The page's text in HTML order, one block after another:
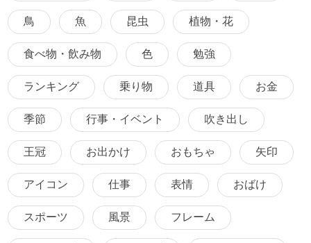
鳥 魚 昆虫 植物・花
食べ物・飲み物 色 勉強
ランキング 乗り物 道具 お金
季節 行事・イベント 吹き出し
王冠 お出かけ おもちゃ 矢印
アイコン 仕事 表情 おばけ
スポーツ 風景 フレーム